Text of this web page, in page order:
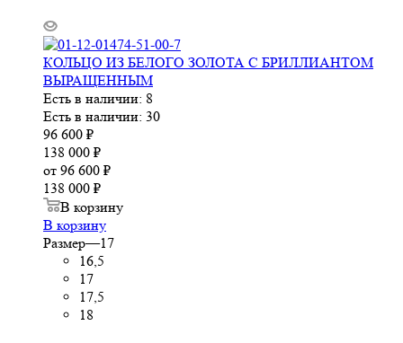
КОЛЬЦО ИЗ БЕЛОГО ЗОЛОТА С БРИЛЛИАНТОМ
ВЫРАЩЕННЫМ
Есть в наличии: 8
Есть в наличии: 30
96 600 ₽
138 000 ₽
от 96 600 ₽
138 000 ₽
В корзину
В корзину
Размер—17
16,5
17
17,5
18